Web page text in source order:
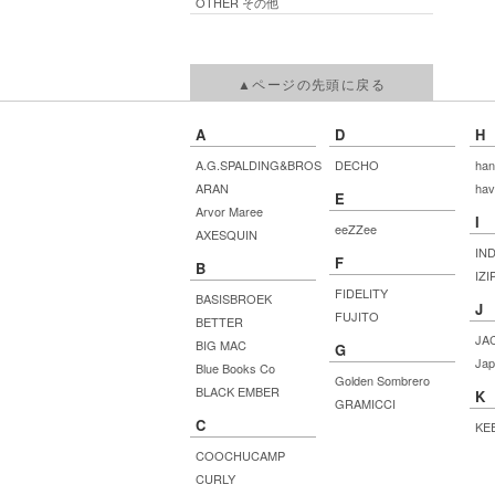
▲ページの先頭に戻る
A
A.G.SPALDING&BROS
ARAN
Arvor Maree
AXESQUIN
B
BASISBROEK
BETTER
BIG MAC
Blue Books Co
BLACK EMBER
C
COOCHUCAMP
CURLY
D
DECHO
E
eeZZee
F
FIDELITY
FUJITO
G
Golden Sombrero
GRAMICCI
H
I
J
K